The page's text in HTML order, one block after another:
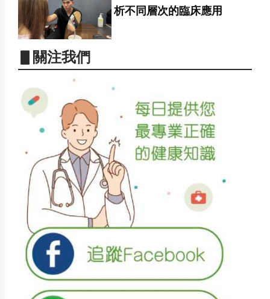
析不同層次的臨床應用
▋關注我們